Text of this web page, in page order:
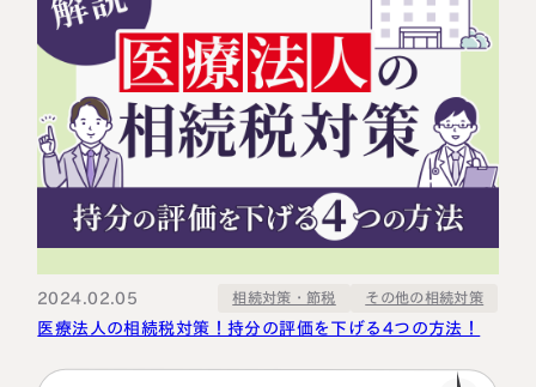
2024.02.05 相続対策・節税 その他の相続対策
医療法人の相続税対策！持分の評価を下げる4つの方法！